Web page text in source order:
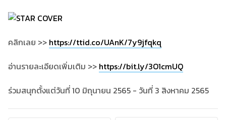
คลิกเลย >> https://ttid.co/UAnK/7y9jfqkq
อ่านรายละเอียดเพิ่มเติม >> https://bit.ly/3O1cmUQ
ร่วมสนุกตั้งแต่วันที่ 10 มิถุนายน 2565 - วันที่ 3 สิงหาคม 2565